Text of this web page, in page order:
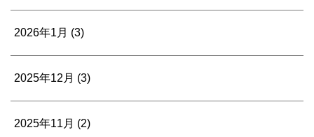
2026年1月 (3)
2025年12月 (3)
2025年11月 (2)